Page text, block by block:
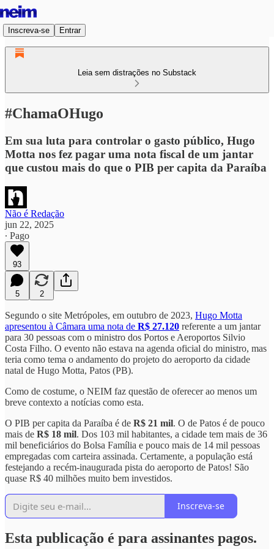
Inscreva-se Entrar
Leia sem distrações no Substack
#ChamaOHugo
Em sua luta para controlar o gasto público, Hugo
Motta nos fez pagar uma nota fiscal de um jantar
que custou mais do que o PIB per capita da Paraíba
Não é Redação
jun 22, 2025
∙ Pago
93
5 2
Segundo o site Metrópoles, em outubro de 2023, Hugo Motta
apresentou à Câmara uma nota de R$ 27.120 referente a um jantar
para 30 pessoas com o ministro dos Portos e Aeroportos Silvio
Costa Filho. O evento não estava na agenda oficial do ministro, mas
teria como tema o andamento do projeto do aeroporto da cidade
natal de Hugo Motta, Patos (PB).
Como de costume, o NEIM faz questão de oferecer ao menos um
breve contexto a notícias como esta.
O PIB per capita da Paraíba é de R$ 21 mil. O de Patos é de pouco
mais de R$ 18 mil. Dos 103 mil habitantes, a cidade tem mais de 36
mil beneficiários do Bolsa Família e pouco mais de 14 mil pessoas
empregadas com carteira assinada. Certamente, a população está
festejando a recém-inaugurada pista do aeroporto de Patos! São
quase R$ 40 milhões muito bem investidos.
Inscreva-se
Esta publicação é para assinantes pagos.